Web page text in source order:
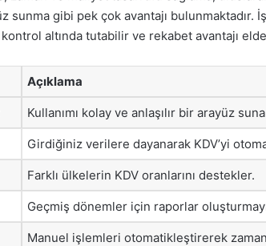
sunma gibi pek çok avantajı bulunmaktadır.
altında tutabilir ve rekabet avantajı
Açıklama
Kullanımı kolay ve anlaşılır bir arayüz
Girdiğiniz verilere dayanarak KDV’yi
Farklı ülkelerin KDV oranlarını destekler.
Geçmiş dönemler için raporlar
Manuel işlemleri otomatikleştirerek